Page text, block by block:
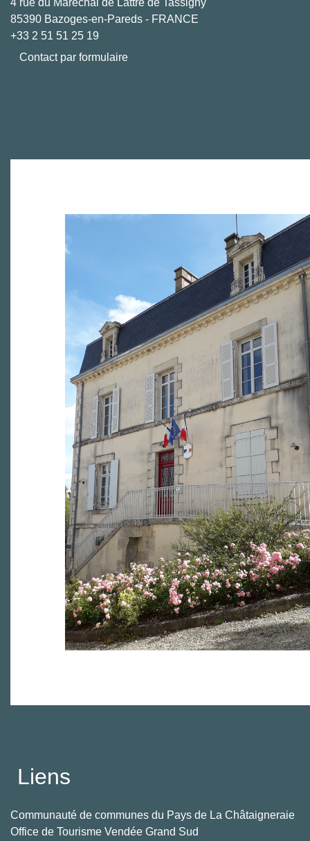
85390 Bazoges-en-Pareds - FRANCE
+33 2 51 51 25 19
Contact par formulaire
Liens
Communauté de communes du Pays de La Châtaigneraie
Office de Tourisme Vendée Grand Sud